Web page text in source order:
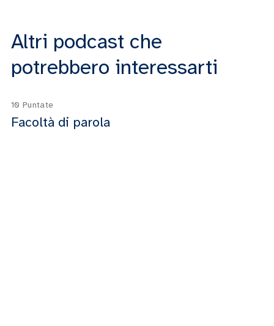
Altri podcast che
potrebbero interessarti
10 Puntate
Facoltà di parola